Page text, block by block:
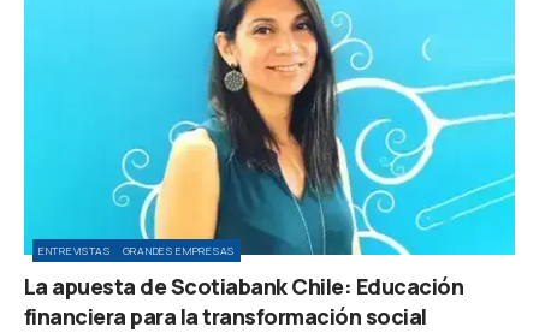
ENTREVISTAS GRANDES EMPRESAS
La apuesta de Scotiabank Chile: Educación
financiera para la transformación social